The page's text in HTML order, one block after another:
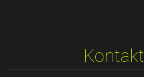
Kontakt